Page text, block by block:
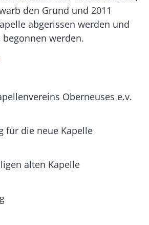
den Grund und 2011
abgerissen werden und
werden.
Oberneuses e.v.
für die neue Kapelle
alten Kapelle